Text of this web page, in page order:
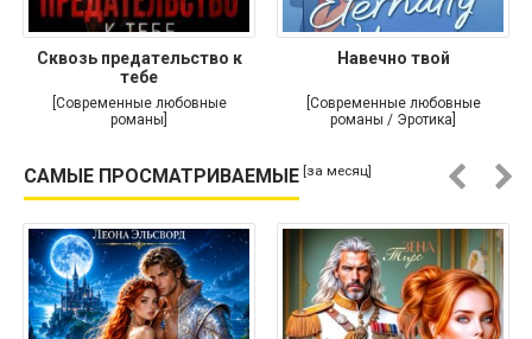
Сквозь предательство к
тебе
[Современные любовные
романы]
Навечно твой
[Современные любовные
романы / Эротика]
САМЫЕ ПРОСМАТРИВАЕМЫЕ [за месяц]